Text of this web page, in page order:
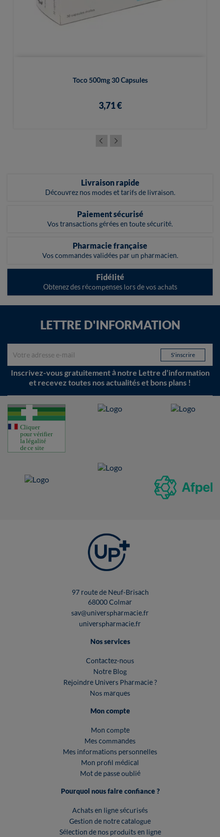
Toco 500mg 30 Capsules
3,71 €
Livraison rapide
Découvrez nos modes et tarifs de livraison.
Paiement sécurisé
Vos transactions gérées en toute sécurité.
Pharmacie française
Vos commandes validées par un pharmacien.
Fidélité
Obtenez des récompenses lors de vos achats
LETTRE D'INFORMATION
Inscrivez-vous gratuitement à notre Lettre d'information
et recevez toutes nos actualités et bons plans !
97 route de Neuf-Brisach
68000 Colmar
sav@universpharmacie.fr
universpharmacie.fr
Nos services
Contactez-nous
Notre Blog
Rejoindre Univers Pharmacie ?
Nos marques
Mon compte
Mon compte
Mes commandes
Mes informations personnelles
Mon profil médical
Mot de passe oublié
Pourquoi nous faire confiance ?
Achats en ligne sécurisés
Gestion de notre catalogue
Sélection de nos produits en ligne